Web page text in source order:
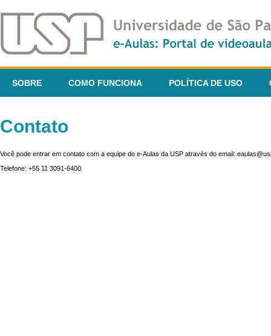
SOBRE COMO FUNCIONA POLÍTICA DE USO
Contato
Você pode entrar em contato com a equipe do e-Aulas da USP através do email:
Telefone: +55 11 3091-6400.